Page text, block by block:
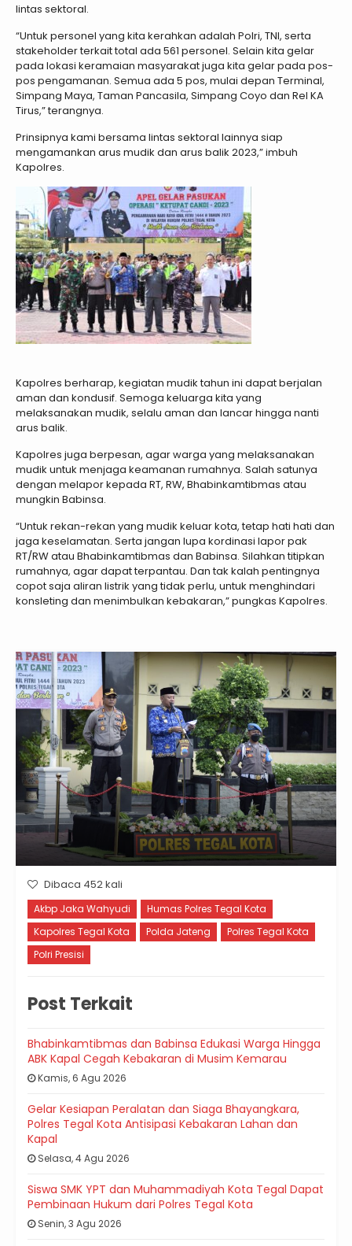
lintas sektoral.
“Untuk personel yang kita kerahkan adalah Polri, TNI, serta
stakeholder terkait total ada 561 personel. Selain kita gelar
pada lokasi keramaian masyarakat juga kita gelar pada pos-
pos pengamanan. Semua ada 5 pos, mulai depan Terminal,
Simpang Maya, Taman Pancasila, Simpang Coyo dan Rel KA
Tirus,” terangnya.
Prinsipnya kami bersama lintas sektoral lainnya siap
mengamankan arus mudik dan arus balik 2023,” imbuh
Kapolres.
Kapolres berharap, kegiatan mudik tahun ini dapat berjalan
aman dan kondusif. Semoga keluarga kita yang
melaksanakan mudik, selalu aman dan lancar hingga nanti
arus balik.
Kapolres juga berpesan, agar warga yang melaksanakan
mudik untuk menjaga keamanan rumahnya. Salah satunya
dengan melapor kepada RT, RW, Bhabinkamtibmas atau
mungkin Babinsa.
“Untuk rekan-rekan yang mudik keluar kota, tetap hati hati dan
jaga keselamatan. Serta jangan lupa kordinasi lapor pak
RT/RW atau Bhabinkamtibmas dan Babinsa. Silahkan titipkan
rumahnya, agar dapat terpantau. Dan tak kalah pentingnya
copot saja aliran listrik yang tidak perlu, untuk menghindari
konsleting dan menimbulkan kebakaran,” pungkas Kapolres.
Dibaca 452 kali
Akbp Jaka Wahyudi
Humas Polres Tegal Kota
Kapolres Tegal Kota
Polda Jateng
Polres Tegal Kota
Polri Presisi
Post Terkait
Bhabinkamtibmas dan Babinsa Edukasi Warga Hingga
ABK Kapal Cegah Kebakaran di Musim Kemarau
Kamis, 6 Agu 2026
Gelar Kesiapan Peralatan dan Siaga Bhayangkara,
Polres Tegal Kota Antisipasi Kebakaran Lahan dan
Kapal
Selasa, 4 Agu 2026
Siswa SMK YPT dan Muhammadiyah Kota Tegal Dapat
Pembinaan Hukum dari Polres Tegal Kota
Senin, 3 Agu 2026